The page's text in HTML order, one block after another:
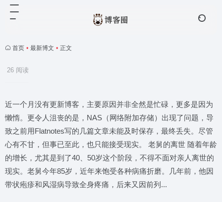
首页 • 最新博文 • 正文
26 阅读
近一个月没有更新博客，主要原因并非全然是忙碌，更多是因为
懒惰。更令人沮丧的是，NAS（网络附加存储）出现了问题，导
致之前用Flatnotes写的几篇文章未能及时保存，最终丢失。尽管
心有不甘，但事已至此，也只能接受现实。 老舅的离世 随着年龄
的增长，尤其是到了40、50岁这个阶段，不得不面对亲人离世的
现实。老舅今年85岁，近年来饱受各种病痛折磨。几年前，他因
带状疱疹和风湿病导致全身疼痛，后来又因前列...